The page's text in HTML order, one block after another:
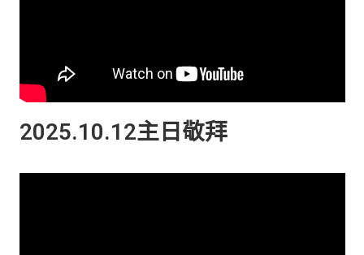
2025.10.12主日敬拜